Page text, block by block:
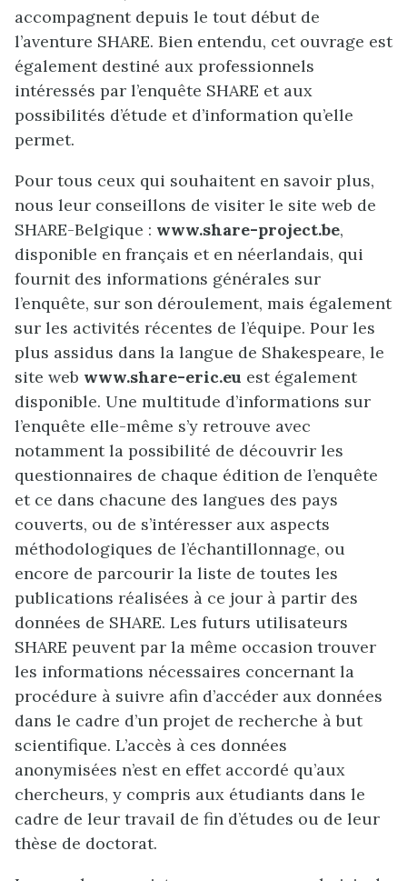
accompagnent depuis le tout début de
l’aventure SHARE. Bien entendu, cet ouvrage est
également destiné aux professionnels
intéressés par l’enquête SHARE et aux
possibilités d’étude et d’information qu’elle
permet.
Pour tous ceux qui souhaitent en savoir plus,
nous leur conseillons de visiter le site web de
SHARE-Belgique : www.share-project.be,
disponible en français et en néerlandais, qui
fournit des informations générales sur
l’enquête, sur son déroulement, mais également
sur les activités récentes de l’équipe. Pour les
plus assidus dans la langue de Shakespeare, le
site web www.share-eric.eu est également
disponible. Une multitude d’informations sur
l’enquête elle-même s’y retrouve avec
notamment la possibilité de découvrir les
questionnaires de chaque édition de l’enquête
et ce dans chacune des langues des pays
couverts, ou de s’intéresser aux aspects
méthodologiques de l’échantillonnage, ou
encore de parcourir la liste de toutes les
publications réalisées à ce jour à partir des
données de SHARE. Les futurs utilisateurs
SHARE peuvent par la même occasion trouver
les informations nécessaires concernant la
procédure à suivre afin d’accéder aux données
dans le cadre d’un projet de recherche à but
scientifique. L’accès à ces données
anonymisées n’est en effet accordé qu’aux
chercheurs, y compris aux étudiants dans le
cadre de leur travail de fin d’études ou de leur
thèse de doctorat.